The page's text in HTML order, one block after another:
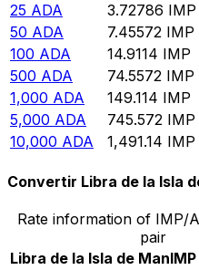
25 ADA 3.72786 IMP
50 ADA 7.45572 IMP
100 ADA 14.9114 IMP
500 ADA 74.5572 IMP
1,000 ADA 149.114 IMP
5,000 ADA 745.572 IMP
10,000 ADA 1,491.14 IMP
Convertir Libra de la Isla
Rate information of IMP/
pair
Libra de la Isla de ManIMP